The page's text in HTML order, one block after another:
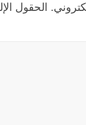
الحقول